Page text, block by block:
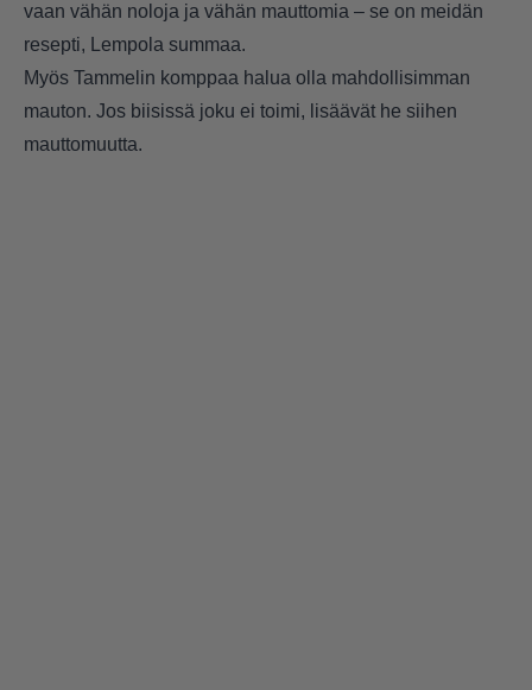
vaan vähän noloja ja vähän mauttomia – se on meidän
resepti, Lempola summaa.
Myös Tammelin komppaa halua olla mahdollisimman
mauton. Jos biisissä joku ei toimi, lisäävät he siihen
mauttomuutta.